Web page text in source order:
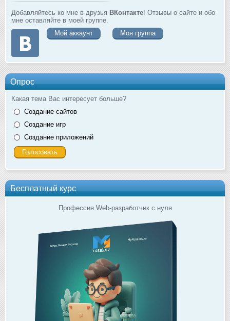
Добавляйтесь ко мне в друзья ВКонтакте! Отзывы о сайте и обо
мне оставляйте в моей группе.
Мой аккаунт
Моя группа
Опрос
Какая тема Вас интересует больше?
Создание сайтов
Создание игр
Создание приложений
Бесплатный курс
Профессия Web-разработчик с нуля